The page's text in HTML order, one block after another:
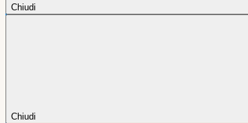
Chiudi
Chiudi